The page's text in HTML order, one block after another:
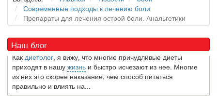
Современные подходы к лечению боли
Препараты для лечения острой боли. Анальгетики
Наш блог
но, тем не менее, вы каким-то образом простудились. Вы
можете задаться...
5 причин обратить внимание на средиземноморскую диету
Какдиетолог, я вижу, что многие причудливые диеты
приходят в нашужизньи быстро исчезают из нее. Многие
из них это скорее наказание, чем способ питаться
правильно и влиять на...